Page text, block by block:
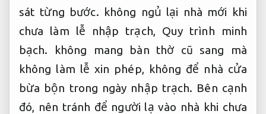
sát từng bước. không ngủ lại nhà mới khi
chưa làm lễ nhập trạch, Quy trình minh
bạch. không mang bàn thờ cũ sang mà
không làm lễ xin phép, không để nhà cửa
bừa bộn trong ngày nhập trạch. Bên cạnh
đó, nên tránh để người lạ vào nhà khi chưa